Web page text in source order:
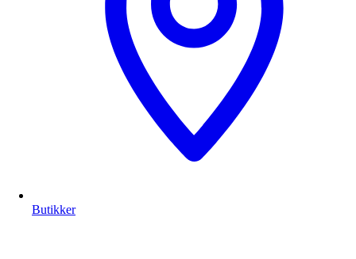
Butikker